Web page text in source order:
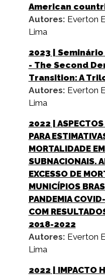
American
Autores: Everton
Lima
2023 |
- The Second
Transition: A
Autores: Everton
Lima
2022 |
PARA
MORTALIDADE
SUBNACIONAIS.
EXCESSO DE
MUNICÍPIOS
PANDEMIA
COM
2018-2022
Autores: Everton
Lima
2022 | IMPACTO